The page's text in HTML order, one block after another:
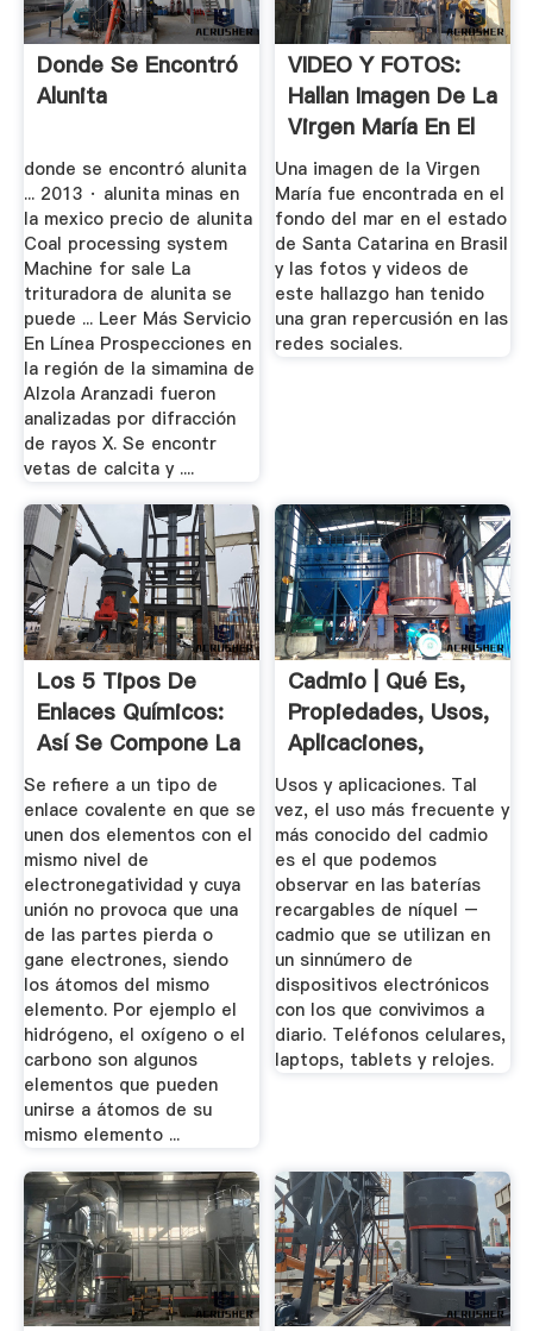
Donde Se Encontró
Alunita
donde se encontró alunita
... 2013 · alunita minas en
la mexico precio de alunita
Coal processing system
Machine for sale La
trituradora de alunita se
puede ... Leer Más Servicio
En Línea Prospecciones en
la región de la simamina de
Alzola Aranzadi fueron
analizadas por difracción
de rayos X. Se encontr
vetas de calcita y ....
VIDEO Y FOTOS:
Hallan Imagen De La
Virgen María En El
...
Una imagen de la Virgen
María fue encontrada en el
fondo del mar en el estado
de Santa Catarina en Brasil
y las fotos y videos de
este hallazgo han tenido
una gran repercusión en las
redes sociales.
Los 5 Tipos De
Enlaces Químicos:
Así Se Compone La
Materia
Se refiere a un tipo de
enlace covalente en que se
unen dos elementos con el
mismo nivel de
electronegatividad y cuya
unión no provoca que una
de las partes pierda o
gane electrones, siendo
los átomos del mismo
elemento. Por ejemplo el
hidrógeno, el oxígeno o el
carbono son algunos
elementos que pueden
unirse a átomos de su
mismo elemento ...
Cadmio | Qué Es,
Propiedades, Usos,
Aplicaciones,
Número ...
Usos y aplicaciones. Tal
vez, el uso más frecuente y
más conocido del cadmio
es el que podemos
observar en las baterías
recargables de níquel –
cadmio que se utilizan en
un sinnúmero de
dispositivos electrónicos
con los que convivimos a
diario. Teléfonos celulares,
laptops, tablets y relojes.